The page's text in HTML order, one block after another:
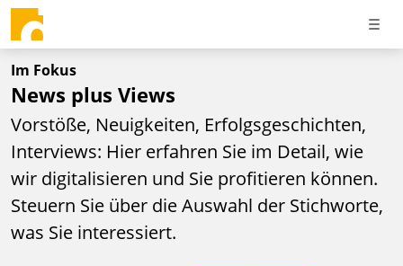
Im Fokus
News plus Views
Vorstöße, Neuigkeiten, Erfolgsgeschichten,
Interviews: Hier erfahren Sie im Detail, wie
wir digitalisieren und Sie profitieren können.
Steuern Sie über die Auswahl der Stichworte,
was Sie interessiert.